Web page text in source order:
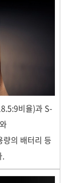
비율)과 S-
량의 배터리 등
.